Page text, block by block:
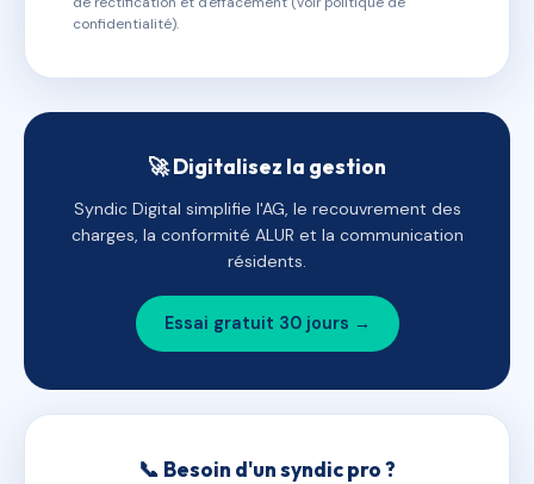
confidentialité).
🚀 Digitalisez la gestion
Syndic Digital simplifie l'AG, le recouvrement des
charges, la conformité ALUR et la communication
résidents.
Essai gratuit 30 jours →
📞 Besoin d'un syndic pro ?